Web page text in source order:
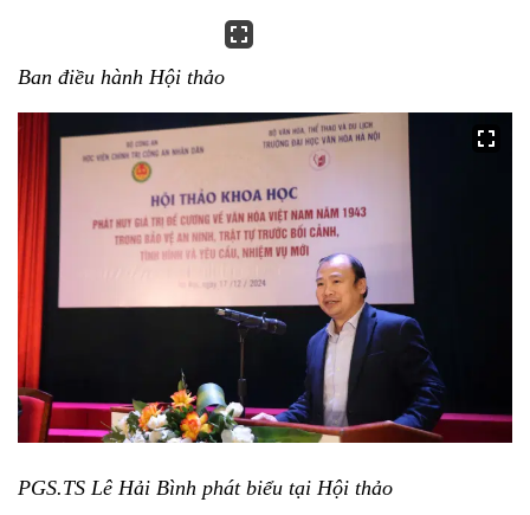
Ban điều hành Hội thảo
PGS.TS Lê Hải Bình phát biểu tại Hội thảo